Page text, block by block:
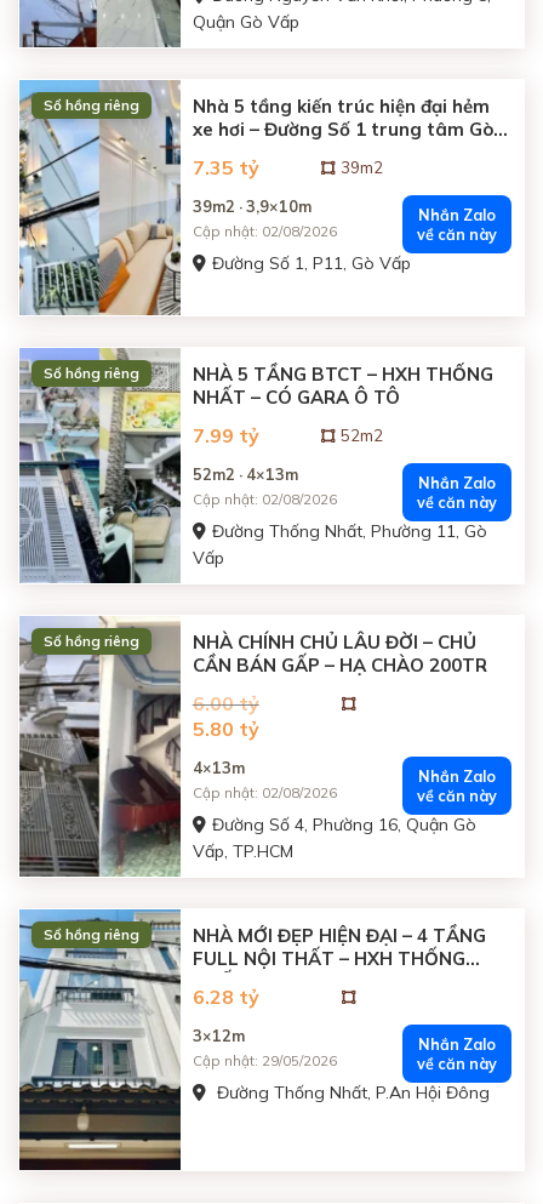
Quận Gò Vấp
Sổ hồng riêng
Nhà 5 tầng kiến trúc hiện đại hẻm
xe hơi – Đường Số 1 trung tâm Gò
7.35 tỷ
39m2
39m2 · 3,9×10m
Cập nhật: 02/08/2026
Nhắn Zalo
về căn này
Đường Số 1, P11, Gò Vấp
Sổ hồng riêng
NHÀ 5 TẦNG BTCT – HXH THỐNG
NHẤT – CÓ GARA Ô TÔ
7.99 tỷ
52m2
52m2 · 4×13m
Cập nhật: 02/08/2026
Nhắn Zalo
về căn này
Đường Thống Nhất, Phường 11, Gò
Vấp
Sổ hồng riêng
NHÀ CHÍNH CHỦ LÂU ĐỜI – CHỦ
CẦN BÁN GẤP – HẠ CHÀO 200TR
6.00 tỷ
Giá
gốc
6.00
tỷ
đồng.
5.80 tỷGiá
5.80
tỷ
đồng.
4×13m
Cập nhật: 02/08/2026
Nhắn Zalo
về căn này
Đường Số 4, Phường 16, Quận Gò
Vấp, TP.HCM
Sổ hồng riêng
NHÀ MỚI ĐẸP HIỆN ĐẠI – 4 TẦNG
FULL NỘI THẤT – HXH THỐNG
6.28 tỷ
3×12m
Cập nhật: 29/05/2026
Nhắn Zalo
về căn này
Đường Thống Nhất, P.An Hội Đông